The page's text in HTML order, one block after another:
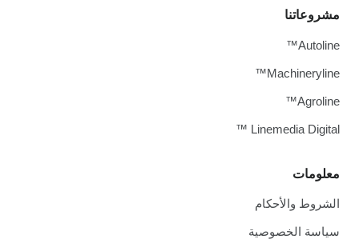
معلومات
الشروط والأحكام
سياسة الخصوصية
مشروعاتنا
Autoline™
Machineryline™
Agroline™
Linemedia Digital ™